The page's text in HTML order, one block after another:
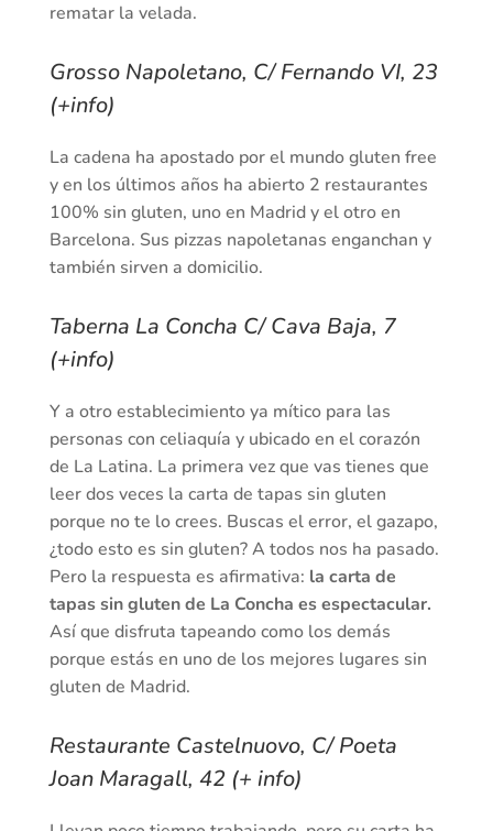
rematar la velada.
Grosso Napoletano, C/ Fernando VI, 23
(+info)
La cadena ha apostado por el mundo gluten free
y en los últimos años ha abierto 2 restaurantes
100% sin gluten, uno en Madrid y el otro en
Barcelona. Sus pizzas napoletanas enganchan y
también sirven a domicilio.
Taberna La Concha C/ Cava Baja, 7
(+info)
Y a otro establecimiento ya mítico para las
personas con celiaquía y ubicado en el corazón
de La Latina. La primera vez que vas tienes que
leer dos veces la carta de tapas sin gluten
porque no te lo crees. Buscas el error, el gazapo,
¿todo esto es sin gluten? A todos nos ha pasado.
Pero la respuesta es afirmativa: la carta de
tapas sin gluten de La Concha es espectacular.
Así que disfruta tapeando como los demás
porque estás en uno de los mejores lugares sin
gluten de Madrid.
Restaurante Castelnuovo, C/ Poeta
Joan Maragall, 42 (+ info)